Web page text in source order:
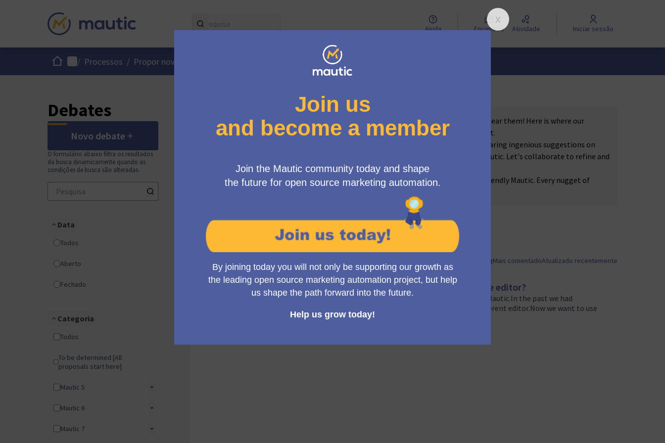
Ajuda Encontros Atividade Iniciar sessão
InícioMenu principal
/ Processos / Propor novos recursos do Mautic Menu de usuários
Debates
Novo debate
O formulário abaixo filtra os resultados
da busca dinamicamente quando as
condições de busca são alteradas.
Data
Todos
Aberto
Fechado
Categoria
Todos
To be determined [All
proposals start here]
Mautic 5
Mautic 6
Mautic 7
🔔🔔 Calling all Mautic enthusiasts! Your ideas matter to us, and we want to hear them! Here is where our
community members can suggest topics for discussion on the Mautic product.
From brainstorming creative names for our exciting new features 🚀💡 to sharing ingenious suggestions on
improving user experience 💻🌈, your insight can help shape the future of Mautic. Let's collaborate to refine and
enhance this remarkable platform.
Please submit your topics and join us in creating a more feature-rich, user-friendly Mautic. Every nugget of
Mais recenteMais comentadoAtualizado recentemente
What editor features should be included in the GrapesJS inline editor?
We have a PR where we're working on updating the CKEditor version across Mautic.In the past we had
difficulties with this, because Mautic was using Froala, so we went with a different editor.Now we want to use
the same editor everywhere in …